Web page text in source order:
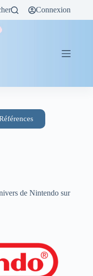
Connexion
de Nintendo sur